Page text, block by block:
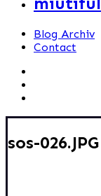
Blog Archiv
Contact
sos-026.JPG